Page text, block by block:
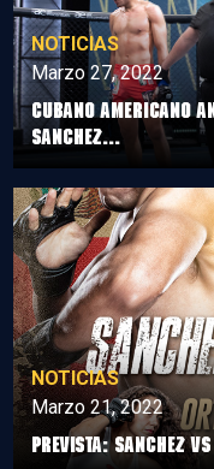
NOTICIAS
Marzo 27, 2022
Cubano Americano
Sanchez...
NOTICIAS
Marzo 21, 2022
Prevista: Sanchez